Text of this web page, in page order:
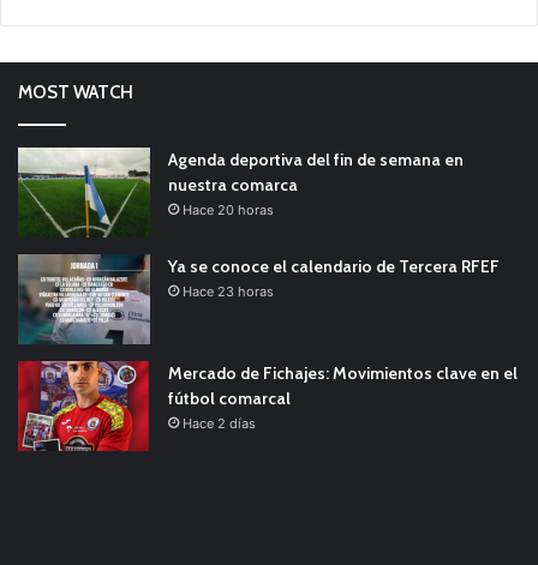
MOST WATCH
Agenda deportiva del fin de semana en
nuestra comarca
Hace 20 horas
Ya se conoce el calendario de Tercera RFEF
Hace 23 horas
Mercado de Fichajes: Movimientos clave en el
fútbol comarcal
Hace 2 días